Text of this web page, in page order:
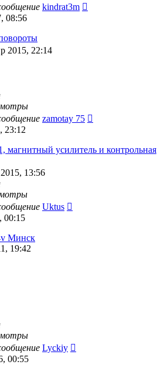
kindrat3m
08:56
2015, 22:14
zamotay 75
23:12
магнитный усилитель и контрольная
13:56
Uktus
00:15
Минск
19:42
Lyckiy
00:55